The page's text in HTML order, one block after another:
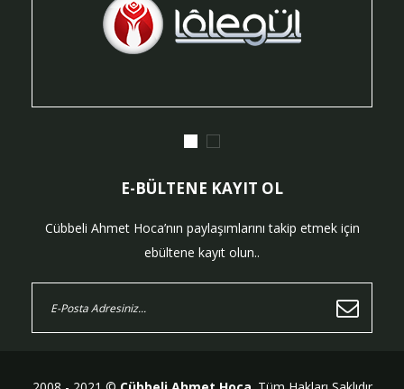
E-BÜLTENE KAYIT OL
Cübbeli Ahmet Hoca’nın paylaşımlarını takip etmek için
ebültene kayıt olun..